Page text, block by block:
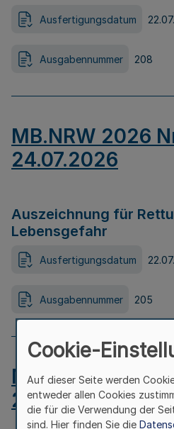
Ausfertigungsdatum
Ausgabennummer 208
MB.NRW 2026
24.07.2026
Auszeichnung für
Lebensgefahr
Ausfertigungsdatum
Ausgabennummer 205
MB.NRW 2026
24.07.2026
Cookie-
Auf dieser Seite werden
entweder allen Cookies
die für die Verwendung der
sind. Hier finden Sie die